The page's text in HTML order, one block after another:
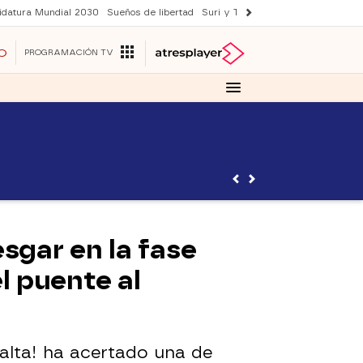
Mundial 2030 Sueños de libertad Suri y Tom Cruise
PROGRAMACIÓN TV
en la fase
puente al
ha acertado una de